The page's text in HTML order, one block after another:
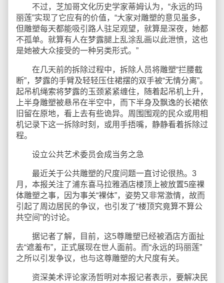
不过，芝加哥文化历史学家蒂姆认为，“永远的玛
丽莲”实现了它应有的价值，“大家对雕塑的意见虽多，
但雕塑每天都能吸引路人驻足观望，就算是深夜，她都
不孤单。就算有人在梦露腿上乱涂乱画以此泄愤，这也
是她被大众接受的一种另类形式。”
在几天前的拆除过程中，拆除人员将雕塑“拦腰截
断”，梦露的手臂及轻轻压住裙摆的双手被“无情分离”。
起吊机绳索将梦露的玉颈紧紧缠住，随着起吊机上升，
上半身雕塑被悬吊在半空中，而下半身及飘逸的长裙依
旧留在原地，看上去有些诡异。周围围观的民众或用相
机记录下这一拆除时刻，或用手捂嘴，静静看着拆除过
程。
设立公共艺术委员会成当务之急
最近关于公共雕塑的尺度问题一直讨论很热。3
月，本报关注了浦东喜马拉雅酒店楼顶上被放置5座裸
体雕塑之事，因为事关“裸体”，姿势又非常激情，故而
引起了周边居民的争议，也引发了“楼顶究竟算不算公
共空间”的讨论。
据记者了解，目前，这5尊雕塑已经被酒店方面扯
去“遮羞布”，正式展现在世人面前。而“永远的玛丽莲”
之所以引发争议，也与这尊雕塑的大尺度有关。
资深美术评论家汤哲明对本报记者表示，要解决民